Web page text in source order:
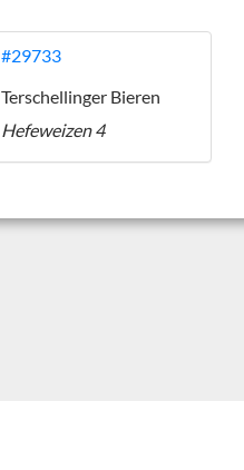
#29733
Terschellinger Bieren
Hefeweizen 4